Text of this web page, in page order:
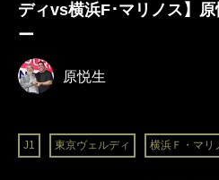
ディvs横浜F･マリノス】
ー
原悦生
J1 東京ヴェルディ 横浜Ｆ・マリ